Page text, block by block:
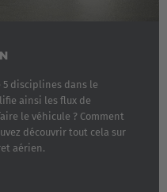
5 disciplines dans le
ainsi les flux de
le véhicule ? Comment
découvrir tout cela sur
aérien.